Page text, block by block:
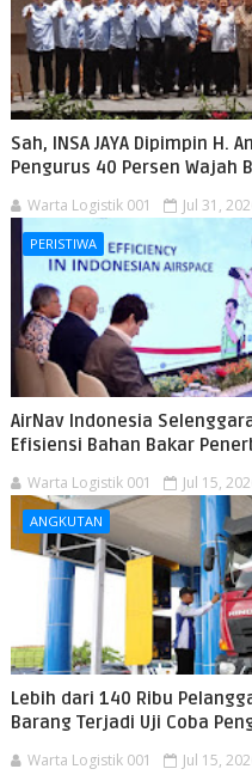
Sah, INSA JAYA Dipimpin H.
Pengurus 40 Persen Wajah
Warta Logistik 001 Jul 31,
PERISTIWA
AirNav Indonesia
Efisiensi Bahan Bakar
Warta Logistik 001 Jul 15,
ANGKUTAN
Lebih dari 140 Ribu
Barang Terjadi Uji Coba
Warta Logistik 001 Jul 15,